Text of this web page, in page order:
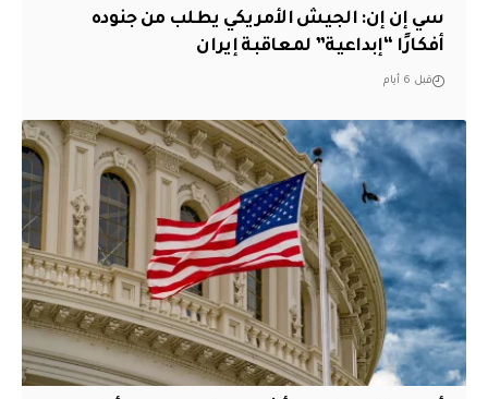
سي إن إن: الجيش الأمريكي يطلب من جنوده
أفكارًا “إبداعية” لمعاقبة إيران
قبل 6 أيام